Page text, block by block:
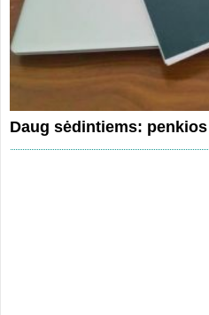
Daug sėdintiems: